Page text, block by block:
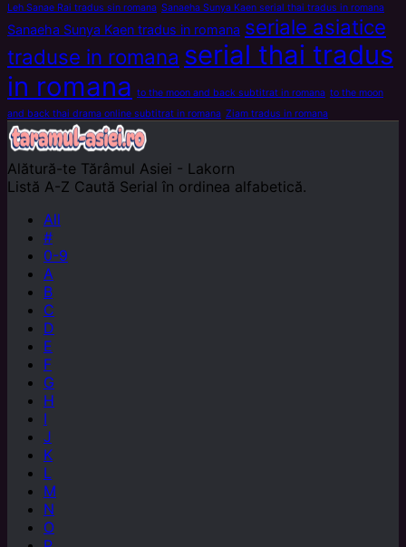
Leh Sanae Rai tradus sin romana Sanaeha Sunya Kaen serial thai tradus in romana
Sanaeha Sunya Kaen tradus in romana seriale asiatice
traduse in romana serial thai tradus
in romana to the moon and back subtitrat in romana to the moon
and back thai drama online subtitrat in romana Ziam tradus in romana
Alătură-te Tărâmul Asiei - Lakorn
Listă A-Z Caută Serial în ordinea alfabetică.
All
#
0-9
A
B
C
D
E
F
G
H
I
J
K
L
M
N
O